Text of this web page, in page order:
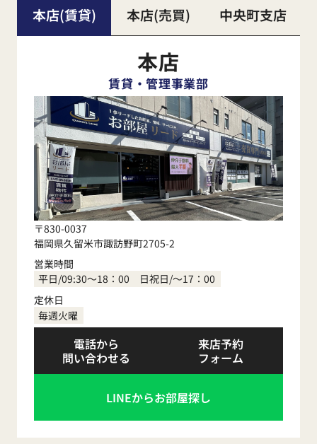
本店(賃貸) 本店(売買) 中央町支店
本店
賃貸・管理事業部
〒830-0037
福岡県久留米市諏訪野町2705-2
営業時間
平日/09:30～18：00 日祝日/～17：00
定休日
毎週火曜
電話から
問い合わせる
来店予約
フォーム
LINEからお部屋探し